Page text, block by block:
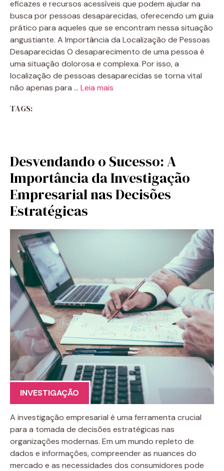
eficazes e recursos acessíveis que podem ajudar na
busca por pessoas desaparecidas, oferecendo um guia
prático para aqueles que se encontram nessa situação
angustiante. A Importância da Localização de Pessoas
Desaparecidas O desaparecimento de uma pessoa é
uma situação dolorosa e complexa. Por isso, a
localização de pessoas desaparecidas se torna vital
não apenas para … Leia mais
TAGS:
Desvendando o Sucesso: A
Importância da Investigação
Empresarial nas Decisões
Estratégicas
INVESTIGAÇÃO
A investigação empresarial é uma ferramenta crucial
para a tomada de decisões estratégicas nas
organizações modernas. Em um mundo repleto de
dados e informações, compreender as nuances do
mercado e as necessidades dos consumidores pode